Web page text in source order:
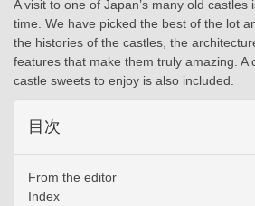
A visit to one of Japan’s many old castles
time. We have picked the best of the lot
the histories of the castles, the
features that make them truly amazing. A
castle sweets to enjoy is also included.
目次
From the editor
Index